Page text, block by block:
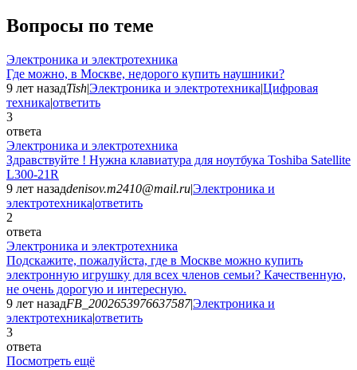
Вопросы по теме
Электроника и электротехника
Где можно, в Москве, недорого купить наушники?
9 лет назадTish|Электроника и электротехника|Цифровая
техника|ответить
3
ответа
Электроника и электротехника
Здравствуйте ! Нужна клавиатура для ноутбука Toshiba Satellite
L300-21R
9 лет назадdenisov.m2410@mail.ru|Электроника и
электротехника|ответить
2
ответа
Электроника и электротехника
Подскажите, пожалуйста, где в Москве можно купить
электронную игрушку для всех членов семьи? Качественную,
не очень дорогую и интересную.
9 лет назадFB_2002653976637587|Электроника и
электротехника|ответить
3
ответа
Посмотреть ещё